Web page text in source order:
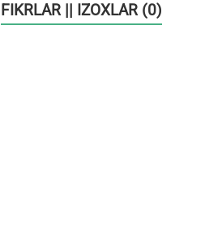
FIKRLAR || IZOXLAR (0)